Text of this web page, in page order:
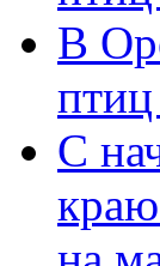
В
С